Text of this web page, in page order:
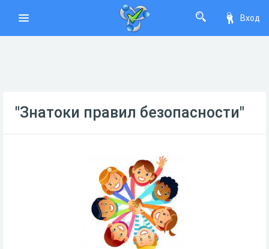
Вход
"Знатоки правил безопасности"